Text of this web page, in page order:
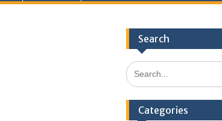
Search
Search
for:
Categories